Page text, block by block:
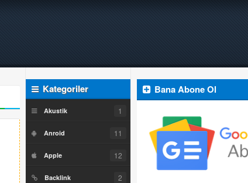
Kategoriler
Akustik 1
Anroid 11
Apple 12
Backlink 2
Bana Abone Ol